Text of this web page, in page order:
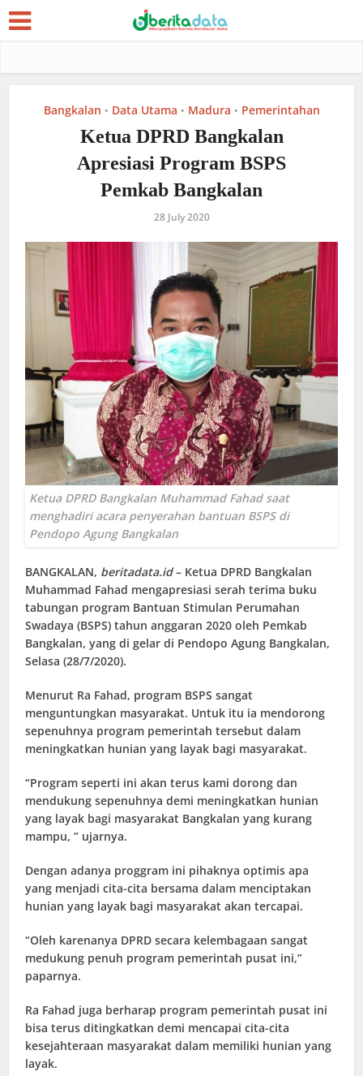
Bangkalan • Data Utama • Madura • Pemerintahan
Ketua DPRD Bangkalan
Apresiasi Program BSPS
Pemkab Bangkalan
28 July 2020
Ketua DPRD Bangkalan Muhammad Fahad saat
menghadiri acara penyerahan bantuan BSPS di
Pendopo Agung Bangkalan
BANGKALAN, beritadata.id– Ketua DPRD Bangkalan
Muhammad Fahad mengapresiasi serah terima buku
tabungan program Bantuan Stimulan Perumahan
Swadaya (BSPS) tahun anggaran 2020 oleh Pemkab
Bangkalan, yang di gelar di Pendopo Agung Bangkalan,
Selasa (28/7/2020).
Menurut Ra Fahad, program BSPS sangat
menguntungkan masyarakat. Untuk itu ia mendorong
sepenuhnya program pemerintah tersebut dalam
meningkatkan hunian yang layak bagi masyarakat.
“Program seperti ini akan terus kami dorong dan
mendukung sepenuhnya demi meningkatkan hunian
yang layak bagi masyarakat Bangkalan yang kurang
mampu, ” ujarnya.
Dengan adanya proggram ini pihaknya optimis apa
yang menjadi cita-cita bersama dalam menciptakan
hunian yang layak bagi masyarakat akan tercapai.
“Oleh karenanya DPRD secara kelembagaan sangat
medukung penuh program pemerintah pusat ini,”
paparnya.
Ra Fahad juga berharap program pemerintah pusat ini
bisa terus ditingkatkan demi mencapai cita-cita
kesejahteraan masyarakat dalam memiliki hunian yang
layak.